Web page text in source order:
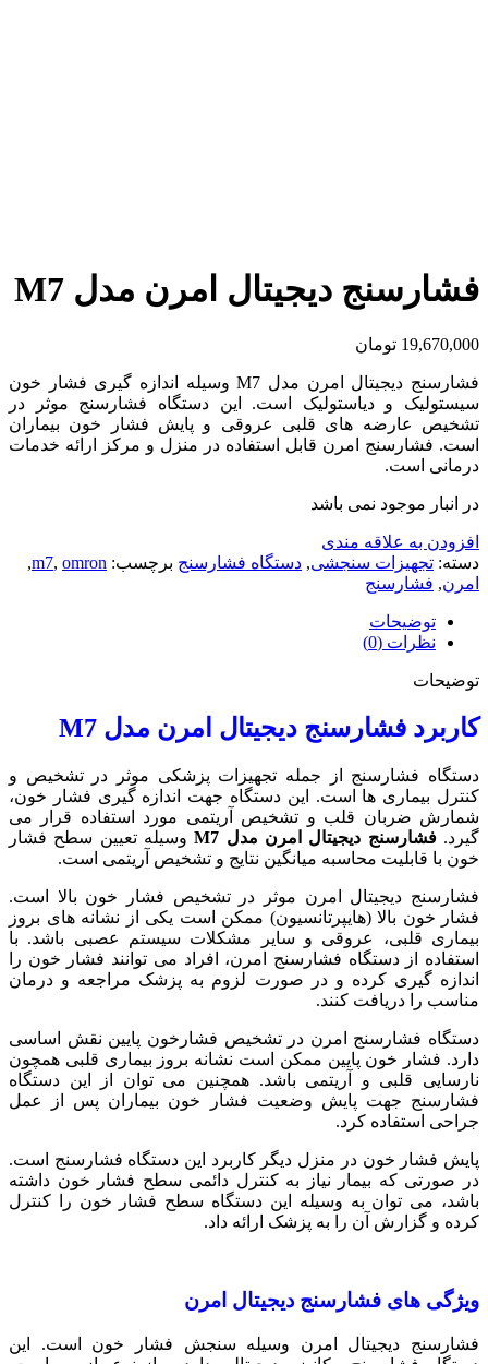
فشارسنج دیجیتال امرن مدل M7
19,670,000 تومان
فشارسنج دیجیتال امرن مدل M7 وسیله اندازه گیری فشار خون
سیستولیک و دیاستولیک است. این دستگاه فشارسنج موثر در
تشخیص عارضه های قلبی عروقی و پایش فشار خون بیماران
است. فشارسنج امرن قابل استفاده در منزل و مرکز ارائه خدمات
درمانی است.
در انبار موجود نمی باشد
افزودن به علاقه مندی
دسته: تجهیزات سنجشی, دستگاه فشارسنج برچسب: m7, omron
,
امرن, فشارسنج
توضیحات
نظرات (0)
توضیحات
کاربرد فشارسنج دیجیتال امرن مدل M7
دستگاه فشارسنج از جمله تجهیزات پزشکی موثر در تشخیص و
کنترل بیماری ها است. این دستگاه جهت اندازه گیری فشار خون،
شمارش ضربان قلب و تشخیص آریتمی مورد استفاده قرار می
گیرد.فشارسنج دیجیتال امرن مدل M7
وسیله تعیین سطح فشار
خون با قابلیت محاسبه میانگین نتایج و تشخیص آریتمی است.
فشارسنج دیجیتال امرن موثر در تشخیص فشار خون بالا است.
فشار خون بالا (هایپرتانسیون) ممکن است یکی از نشانه های بروز
بیماری قلبی، عروقی و سایر مشکلات سیستم عصبی باشد. با
استفاده از دستگاه فشارسنج امرن، افراد می ‌توانند فشار خون را
اندازه‌ گیری کرده و در صورت لزوم به پزشک مراجعه و درمان
مناسب را دریافت کنند.
دستگاه فشارسنج امرن در تشخیص فشارخون پایین نقش اساسی
دارد. فشار خون پایین ممکن است نشانه بروز بیماری قلبی همچون
نارسایی قلبی و آریتمی باشد. همچنین می توان از این دستگاه
فشارسنج جهت پایش وضعیت فشار خون بیماران پس از عمل
جراحی استفاده کرد.
پایش فشار خون در منزل دیگر کاربرد این دستگاه فشارسنج است.
در صورتی که بیمار نیاز به کنترل دائمی سطح فشار خون داشته
باشد، می توان به وسیله این دستگاه سطح فشار خون را کنترل
کرده و گزارش آن را به پزشک ارائه داد.
ویژگی های فشارسنج دیجیتال امرن
فشارسنج دیجیتال امرن وسیله سنجش فشار خون است. این